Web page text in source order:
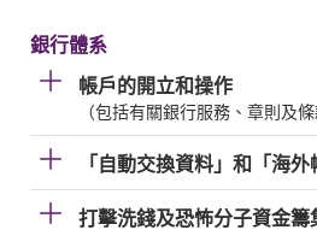
銀行體系
帳戶的開立和操作
（包括有關銀行服務、章則及
「自動交換資料」和「海外
打擊洗錢及恐怖分子資金籌